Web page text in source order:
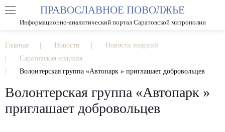
РАЗМЕР ШРИФТА А А
ПРАВОСЛАВНОЕ ПОВОЛЖЬЕ
Информационно-аналитический портал Саратовской митрополии
Главная Новости
Новости епархий
Саратовская епархия
Волонтерская группа «Автопарк » приглашает добровольцев
Волонтерская группа «Автопарк »
приглашает добровольцев